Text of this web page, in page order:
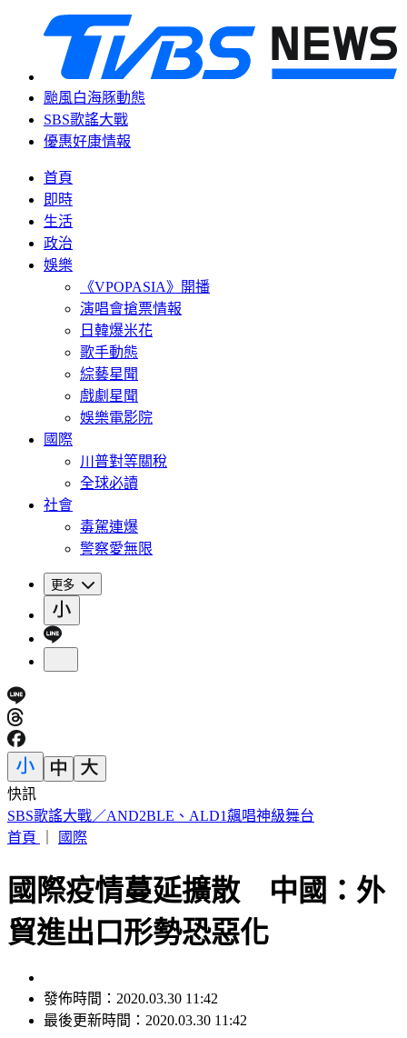
颱風白海豚動態
SBS歌謠大戰
優惠好康情報
首頁
即時
生活
政治
娛樂
《VPOPASIA》開播
演唱會搶票情報
日韓爆米花
歌手動態
綜藝星聞
戲劇星聞
娛樂電影院
國際
川普對等關稅
全球必讀
社會
毒駕連爆
警察愛無限
更多
快訊
颱風遠離「大雨繼續灌」連下6天 雨區轉移炸到紅爆
首頁
國際
國際疫情蔓延擴散 中國：外
貿進出口形勢恐惡化
發佈時間：2020.03.30 11:42
最後更新時間：2020.03.30 11:42